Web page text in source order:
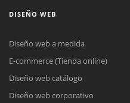
DISEÑO WEB
Diseño web a medida
E-commerce (Tienda online)
Diseño web catálogo
Diseño web corporativo